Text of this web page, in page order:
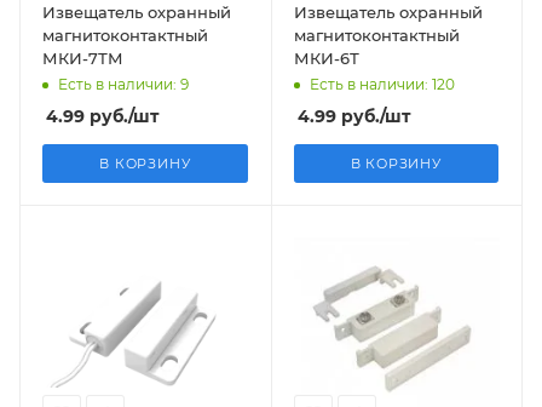
Извещатель охранный
магнитоконтактный
МКИ-7ТМ
Есть в наличии: 9
4.99 руб./шт
В КОРЗИНУ
Извещатель охранный
магнитоконтактный
МКИ-6Т
Есть в наличии: 120
4.99руб./шт
В КОРЗИНУ